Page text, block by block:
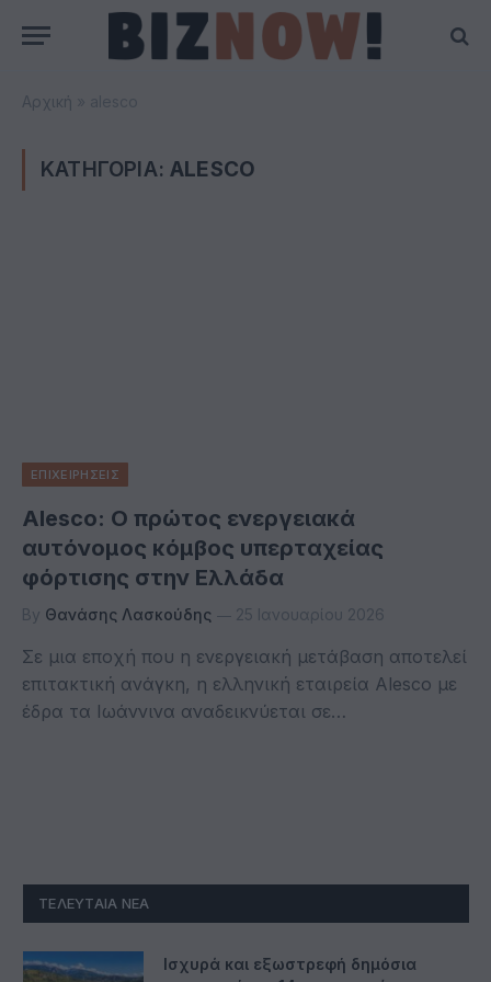
Αρχική
ΚΑΤΗΓΟΡΙΑ:ALESCO
ΕΠΙΧΕΙΡΗΣΕΙΣ
Alesco: Ο πρώτος ενεργειακά
αυτόνομος κόμβος υπερταχείας
φόρτισης στην Ελλάδα
By Θανάσης Λασκούδης 25 Ιανουαρίου 2026
Σε μια εποχή που η ενεργειακή μετάβαση αποτελεί
επιτακτική ανάγκη, η ελληνική εταιρεία Alesco με
έδρα τα Ιωάννινα αναδεικνύεται σε…
ΤΕΛΕΥΤΑΊΑ ΝΈΑ
Ισχυρά και εξωστρεφή δημόσια